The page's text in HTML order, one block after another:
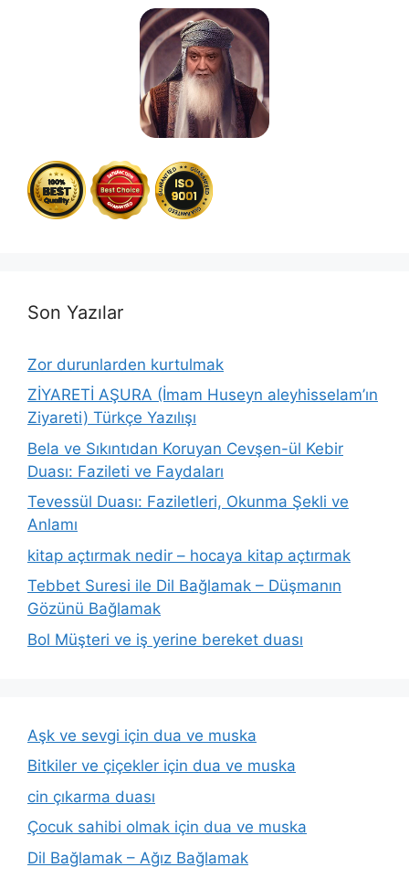
Son Yazılar
Zor durunlarden kurtulmak
ZİYARETİ AŞURA (İmam Huseyn aleyhisselam’ın
Ziyareti) Türkçe Yazılışı
Bela ve Sıkıntıdan Koruyan Cevşen-ül Kebir
Duası: Fazileti ve Faydaları
Tevessül Duası: Faziletleri, Okunma Şekli ve
Anlamı
kitap açtırmak nedir – hocaya kitap açtırmak
Tebbet Suresi ile Dil Bağlamak – Düşmanın
Gözünü Bağlamak
Bol Müşteri ve iş yerine bereket duası
Aşk ve sevgi için dua ve muska
Bitkiler ve çiçekler için dua ve muska
cin çıkarma duası
Çocuk sahibi olmak için dua ve muska
Dil Bağlamak – Ağız Bağlamak